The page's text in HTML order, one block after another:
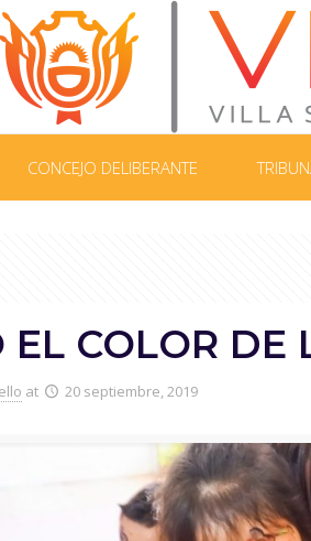
CONCEJO DELIBERANTE
COLOR DE
at 20 septiembre, 2019